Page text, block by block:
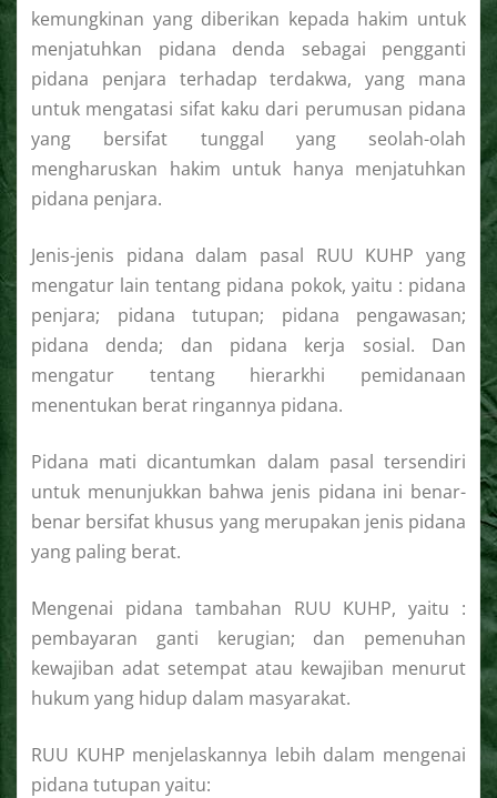
kemungkinan yang diberikan kepada hakim untuk
menjatuhkan pidana denda sebagai pengganti
pidana penjara terhadap terdakwa, yang mana
untuk mengatasi sifat kaku dari perumusan pidana
yang bersifat tunggal yang seolah-olah
mengharuskan hakim untuk hanya menjatuhkan
pidana penjara.
Jenis-jenis pidana dalam pasal RUU KUHP yang
mengatur lain tentang pidana pokok, yaitu : pidana
penjara; pidana tutupan; pidana pengawasan;
pidana denda; dan pidana kerja sosial. Dan
mengatur tentang hierarkhi pemidanaan
menentukan berat ringannya pidana.
Pidana mati dicantumkan dalam pasal tersendiri
untuk menunjukkan bahwa jenis pidana ini benar-
benar bersifat khusus yang merupakan jenis pidana
yang paling berat.
Mengenai pidana tambahan RUU KUHP, yaitu :
pembayaran ganti kerugian; dan pemenuhan
kewajiban adat setempat atau kewajiban menurut
hukum yang hidup dalam masyarakat.
RUU KUHP menjelaskannya lebih dalam mengenai
pidana tutupan yaitu: